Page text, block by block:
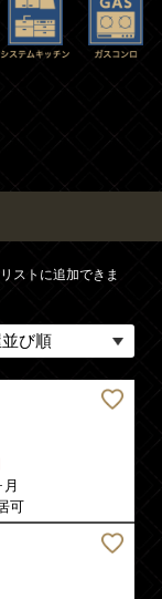
ストに追加できま
可